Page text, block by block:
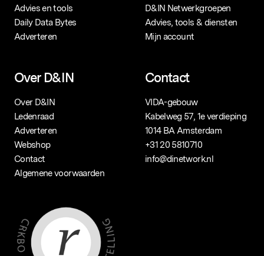
Advies en tools
Daily Data Bytes
Adverteren
D&IN Netwerkgroepen
Advies, tools & diensten
Mijn account
Over D&IN
Over D&IN
Ledenraad
Adverteren
Webshop
Contact
Algemene voorwaarden
Contact
VIDA-gebouw
Kabelweg 57, 1e verdieping
1014 BA Amsterdam
+31 20 5810710
info@dinetwork.nl